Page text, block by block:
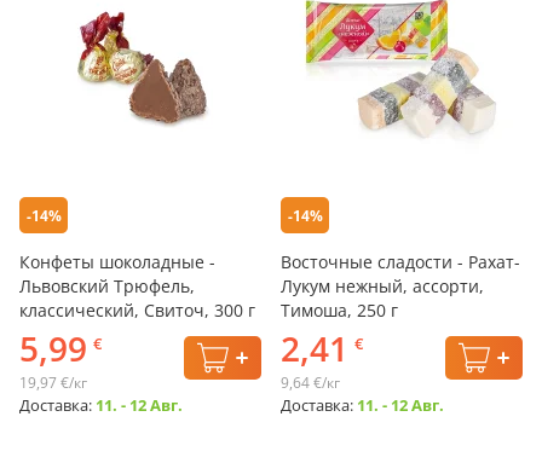
-14%
Конфеты шоколадные -
Львовский Трюфель,
классический, Свиточ, 300 г
5,99 €
19,97 €/кг
Доставка: 11. - 12 Авг.
-14%
Восточные сладости - Рахат-
Лукум нежный, ассорти,
Тимоша, 250 г
2,41 €
9,64 €/кг
Доставка: 11. - 12 Авг.